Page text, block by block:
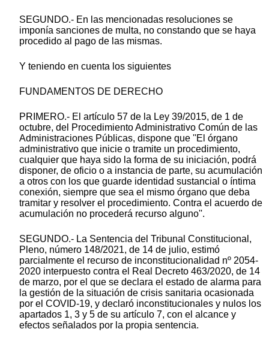
SEGUNDO.- En las mencionadas resoluciones se
imponía sanciones de multa, no constando que se haya
procedido al pago de las mismas.
Y teniendo en cuenta los siguientes
FUNDAMENTOS DE DERECHO
PRIMERO.- El artículo 57 de la Ley 39/2015, de 1 de
octubre, del Procedimiento Administrativo Común de las
Administraciones Públicas, dispone que ''El órgano
administrativo que inicie o tramite un procedimiento,
cualquier que haya sido la forma de su iniciación, podrá
disponer, de oficio o a instancia de parte, su acumulación
a otros con los que guarde identidad sustancial o íntima
conexión, siempre que sea el mismo órgano que deba
tramitar y resolver el procedimiento. Contra el acuerdo de
acumulación no procederá recurso alguno''.
SEGUNDO.- La Sentencia del Tribunal Constitucional,
Pleno, número 148/2021, de 14 de julio, estimó
parcialmente el recurso de inconstitucionalidad nº 2054-
2020 interpuesto contra el Real Decreto 463/2020, de 14
de marzo, por el que se declara el estado de alarma para
la gestión de la situación de crisis sanitaria ocasionada
por el COVID-19, y declaró inconstitucionales y nulos los
apartados 1, 3 y 5 de su artículo 7, con el alcance y
efectos señalados por la propia sentencia.